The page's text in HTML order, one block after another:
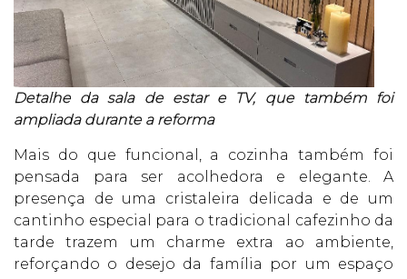
Detalhe da sala de estar e TV, que também foi
ampliada durante a reforma
Mais do que funcional, a cozinha também foi
pensada para ser acolhedora e elegante. A
presença de uma cristaleira delicada e de um
cantinho especial para o tradicional cafezinho da
tarde trazem um charme extra ao ambiente,
reforçando o desejo da família por um espaço